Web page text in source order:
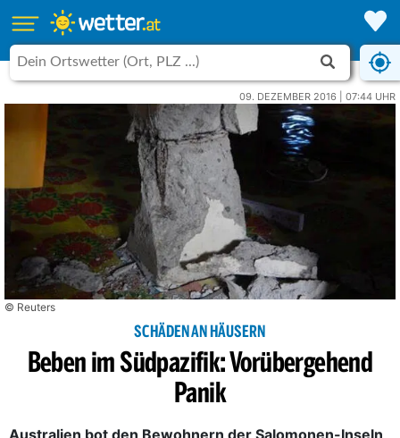
09. DEZEMBER 2016 | 07:44 UHR
© Reuters
SCHÄDEN AN HÄUSERN
Beben im Südpazifik: Vorübergehend
Panik
Australien bot den Bewohnern der Salomonen-Inseln